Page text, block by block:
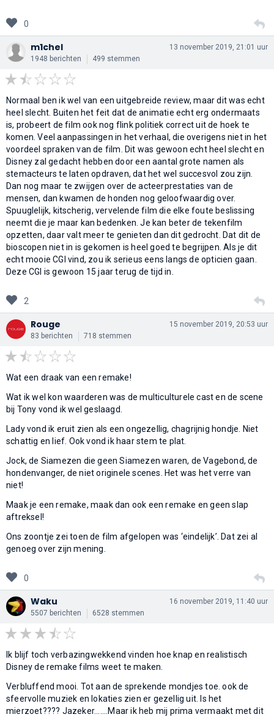
0
m1chel
1948 berichten 499 stemmen
13 november 2019, 21:01 uur
Normaal ben ik wel van een uitgebreide review, maar dit was echt
heel slecht. Buiten het feit dat de animatie echt erg ondermaats
is, probeert de film ook nog flink politiek correct uit de hoek te
komen. Veel aanpassingen in het verhaal, die overigens niet in het
voordeel spraken van de film. Dit was gewoon echt heel slecht en
Disney zal gedacht hebben door een aantal grote namen als
stemacteurs te laten opdraven, dat het wel succesvol zou zijn.
Dan nog maar te zwijgen over de acteerprestaties van de
mensen, dan kwamen de honden nog geloofwaardig over.
Spuuglelijk, kitscherig, vervelende film die elke foute beslissing
neemt die je maar kan bedenken. Je kan beter de tekenfilm
opzetten, daar valt meer te genieten dan dit gedrocht. Dat dit de
bioscopen niet in is gekomen is heel goed te begrijpen. Als je dit
echt mooie CGI vind, zou ik serieus eens langs de opticien gaan.
Deze CGI is gewoon 15 jaar terug de tijd in.
2
Rouge
83 berichten 718 stemmen
15 november 2019, 20:53 uur
Wat een draak van een remake!
Wat ik wel kon waarderen was de multiculturele cast en de scene
bij Tony vond ik wel geslaagd.
Lady vond ik eruit zien als een ongezellig, chagrijnig hondje. Niet
schattig en lief. Ook vond ik haar stem te plat.
Jock, de Siamezen die geen Siamezen waren, de Vagebond, de
hondenvanger, de niet originele scenes. Het was het verre van
niet!
Maak je een remake, maak dan ook een remake en geen slap
aftreksel!
Ons zoontje zei toen de film afgelopen was ‘eindelijk’. Dat zei al
genoeg over zijn mening.
0
Waku
5507 berichten 6528 stemmen
16 november 2019, 11:40 uur
Ik blijf toch verbazingwekkend vinden hoe knap en realistisch
Disney de remake films weet te maken.
Verbluffend mooi. Tot aan de sprekende mondjes toe. ook de
sfeervolle muziek en lokaties zien er gezellig uit. Is het
mierzoet???? Jazeker.......Maar ik heb mij prima vermaakt met dit